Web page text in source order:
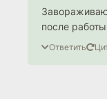
после работы
Ответить